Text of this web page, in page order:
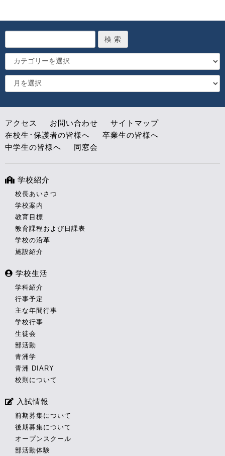
アクセス お問い合わせ
サイトマップ
在校生･保護者の皆様へ
卒業生の皆様へ
中学生の皆様へ
同窓会
学校紹介
校長あいさつ
学校案内
教育目標
教育課程および日課表
学校の沿革
施設紹介
学校生活
学科紹介
行事予定
主な年間行事
学校行事
生徒会
部活動
青洲学
青洲 DIARY
校則について
入試情報
前期募集について
後期募集について
オープンスクール
部活動体験